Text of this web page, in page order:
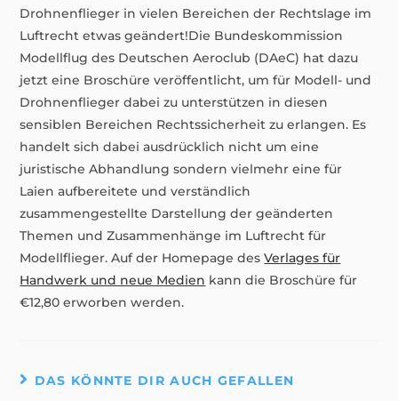
Drohnenflieger in vielen Bereichen der Rechtslage im
Luftrecht etwas geändert!Die Bundeskommission
Modellflug des Deutschen Aeroclub (DAeC) hat dazu
jetzt eine Broschüre veröffentlicht, um für Modell- und
Drohnenflieger dabei zu unterstützen in diesen
sensiblen Bereichen Rechtssicherheit zu erlangen. Es
handelt sich dabei ausdrücklich nicht um eine
juristische Abhandlung sondern vielmehr eine für
Laien aufbereitete und verständlich
zusammengestellte Darstellung der geänderten
Themen und Zusammenhänge im Luftrecht für
Modellflieger. Auf der Homepage desVerlages für
Handwerk und neue Medien kann die Broschüre für
€12,80 erworben werden.
DAS KÖNNTE DIR AUCH GEFALLEN